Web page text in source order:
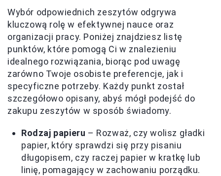
Wybór odpowiednich zeszytów odgrywa
kluczową rolę w efektywnej nauce oraz
organizacji pracy. Poniżej znajdziesz listę
punktów, które pomogą Ci w znalezieniu
idealnego rozwiązania, biorąc pod uwagę
zarówno Twoje osobiste preferencje, jak i
specyficzne potrzeby. Każdy punkt został
szczegółowo opisany, abyś mógł podejść do
zakupu zeszytów w sposób świadomy.
Rodzaj papieru – Rozważ, czy wolisz gładki
papier, który sprawdzi się przy pisaniu
długopisem, czy raczej papier w kratkę lub
linię, pomagający w zachowaniu porządku.